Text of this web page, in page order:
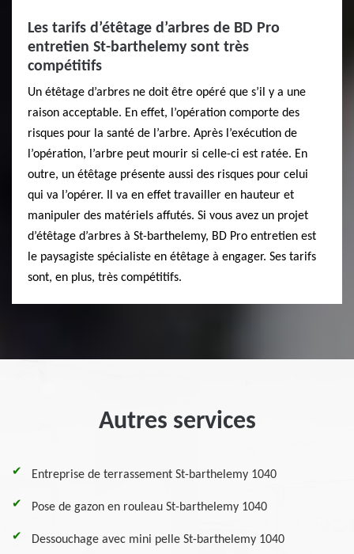
Les tarifs d’étêtage d’arbres de BD Pro
entretien St-barthelemy sont très
compétitifs
Un étêtage d’arbres ne doit être opéré que s’il y a une
raison acceptable. En effet, l’opération comporte des
risques pour la santé de l’arbre. Après l’exécution de
l’opération, l’arbre peut mourir si celle-ci est ratée. En
outre, un étêtage présente aussi des risques pour celui
qui va l’opérer. Il va en effet travailler en hauteur et
manipuler des matériels affutés. Si vous avez un projet
d’étêtage d’arbres à St-barthelemy, BD Pro entretien est
le paysagiste spécialiste en étêtage à engager. Ses tarifs
sont, en plus, très compétitifs.
Autres services
Entreprise de terrassement St-barthelemy 1040
Pose de gazon en rouleau St-barthelemy 1040
Dessouchage avec mini pelle St-barthelemy 1040